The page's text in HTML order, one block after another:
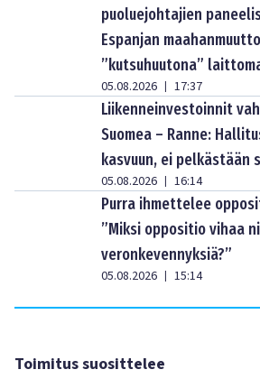
puoluejohtajien
Espanjan
”kutsuhuutona”
05.08.2026 | 17:37
Liikenneinvestoinnit
Suomea – Ranne:
kasvuun, ei pelkästään
05.08.2026 | 16:14
Purra ihmettelee
”Miksi oppositio vihaa
veronkevennyksiä?”
05.08.2026 | 15:14
Toimitus suosittelee